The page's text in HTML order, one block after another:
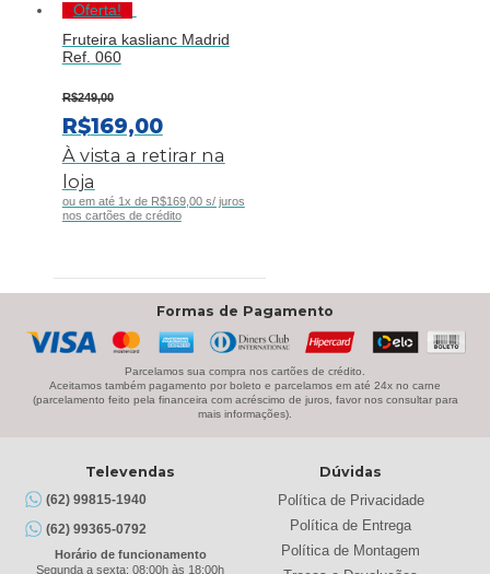
Oferta!
Fruteira kaslianc Madrid
Ref. 060
R$249,00
O
PREÇO
ORIGINAL
ERA:
R$249,00.
R$169,00O
PREÇO
É:
R$169,00.
À vista a retirar na
loja
ou em até 1x de R$169,00 s/ juros
nos cartões de crédito
Formas de Pagamento
Parcelamos sua compra nos cartões de crédito.
Aceitamos também pagamento por boleto e parcelamos em até 24x no carne
(parcelamento feito pela financeira com acréscimo de juros, favor nos consultar para
mais informações).
Televendas
(62) 99815-1940
(62) 99365-0792
Horário de funcionamento
Segunda a sexta: 08:00h às 18:00h
Dúvidas
Política de Privacidade
Política de Entrega
Política de Montagem